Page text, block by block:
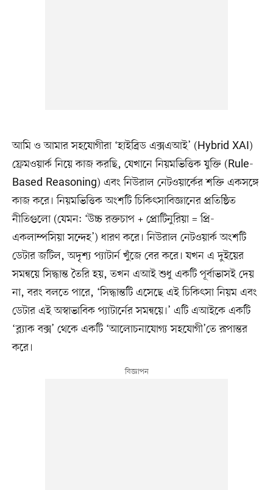
আমি ও আমার সহযোগীরা ‘হাইব্রিড এক্সএআই’ (Hybrid XAI)
ফ্রেমওয়ার্ক নিয়ে কাজ করছি, যেখানে নিয়মভিত্তিক যুক্তি (Rule-
Based Reasoning) এবং নিউরাল নেটওয়ার্কের শক্তি একসঙ্গে
কাজ করে। নিয়মভিত্তিক অংশটি চিকিৎসাবিজ্ঞানের প্রতিষ্ঠিত
নীতিগুলো (যেমন: ‘উচ্চ রক্তচাপ + প্রোটিনুরিয়া = প্রি-
একলাম্পসিয়া সন্দেহ’) ধারণ করে। নিউরাল নেটওয়ার্ক অংশটি
ডেটার জটিল, অদৃশ্য প্যাটার্ন খুঁজে বের করে। যখন এ দুইয়ের
সমন্বয়ে সিদ্ধান্ত তৈরি হয়, তখন এআই শুধু একটি পূর্বাভাসই দেয়
না, বরং বলতে পারে, ‘সিদ্ধান্তটি এসেছে এই চিকিৎসা নিয়ম এবং
ডেটার এই অস্বাভাবিক প্যাটার্নের সমন্বয়ে।’ এটি এআইকে একটি
‘ব্ল্যাক বক্স’ থেকে একটি ‘আলোচনাযোগ্য সহযোগী’তে রূপান্তর
করে।